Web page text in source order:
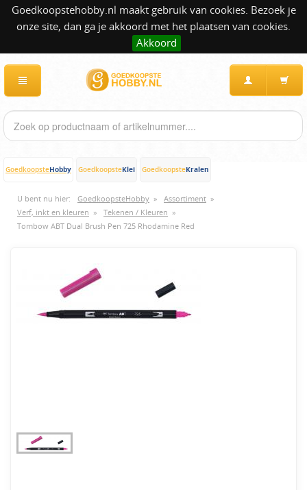
Goedkoopstehobby.nl maakt gebruik van cookies. Bezoek je
onze site, dan ga je akkoord met het plaatsen van cookies.
Akkoord
GoedkoopsteHobby GoedkoopsteKlei GoedkoopsteKralen
U bent nu hier: GoedkoopsteHobby » Assortiment »
Verf, inkt en kleuren » Tekenen / Kleuren »
Tombow ABT Dual Brush Pen 725 Rhodamine Red